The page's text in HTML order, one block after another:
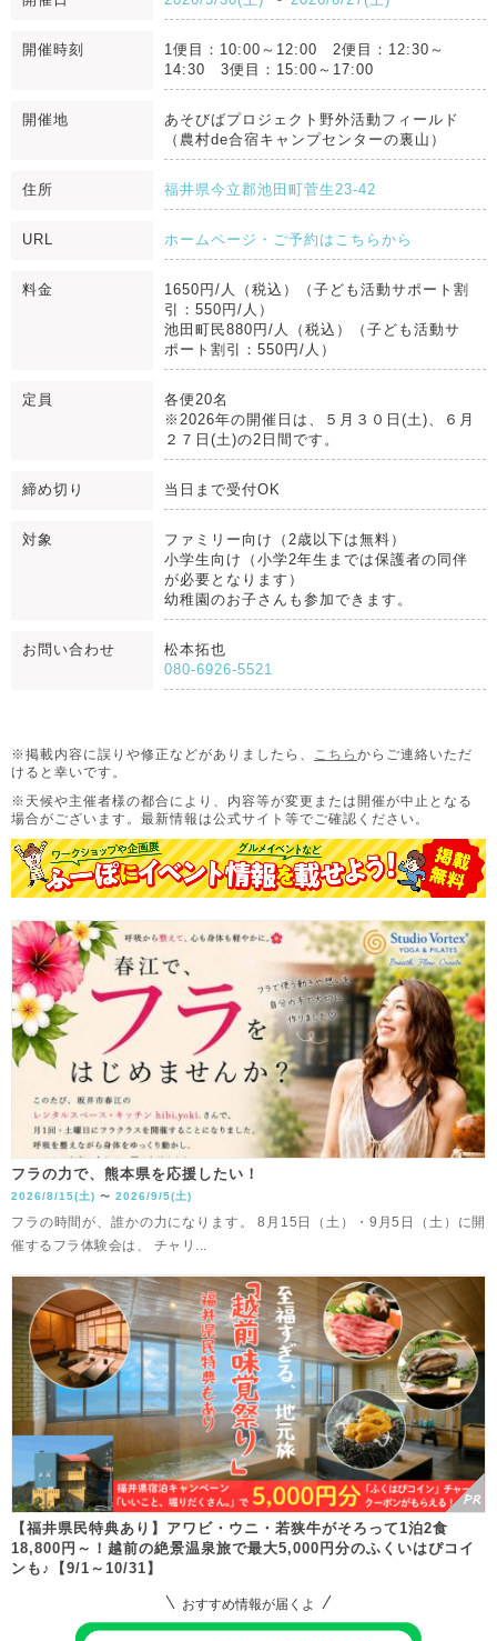
開催時刻
1便目：10:00～12:00 2便目：12:30～
14:30 3便目：15:00～17:00
開催地
あそびばプロジェクト野外活動フィールド
（農村de合宿キャンプセンターの裏山）
住所 福井県今立郡池田町菅生23-42
URL ホームページ・ご予約はこちらから
料金
1650円/人（税込）（子ども活動サポート割
引：550円/人）
池田町民880円/人（税込）（子ども活動サ
ポート割引：550円/人）
定員
各便20名
※2026年の開催日は、５月３０日(土)、６月
２７日(土)の2日間です。
締め切り 当日まで受付OK
対象
ファミリー向け（2歳以下は無料）
小学生向け（小学2年生までは保護者の同伴
が必要となります）
幼稚園のお子さんも参加できます。
お問い合わせ
松本拓也
080-6926-5521
※掲載内容に誤りや修正などがありましたら、 こちら からご連絡いただ
けると幸いです。
※天候や主催者様の都合により、内容等が変更または開催が中止となる
場合がございます。 最新情報は公式サイト等でご確認ください。
フラの力で、熊本県を応援したい！
2026/8/15(土) 〜 2026/9/5(土)
フラの時間が、誰かの力になります。 8月15日（土）・9月5日（土）に開
催するフラ体験会は、 チャリ...
【福井県民特典あり】アワビ・ウニ・若狭牛がそろって1泊2食
18,800円～！越前の絶景温泉旅で最大5,000円分のふくいはぴコイ
ンも♪【9/1～10/31】
おすすめ情報が届くよ